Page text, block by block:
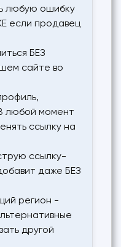
любую ошибку
если продавец
БЕЗ
сайте во
любой момент
ссылку на
ссылку-
даже БЕЗ
регион -
другой